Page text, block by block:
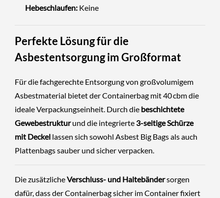
Hebeschlaufen:Keine
Perfekte Lösung für die
Asbestentsorgung im Großformat
Für die fachgerechte Entsorgung von großvolumigem
Asbestmaterial bietet der Containerbag mit 40 cbm die
ideale Verpackungseinheit. Durch die beschichtete
Gewebestrukturund die integrierte 3-seitige Schürze
mit Deckel lassen sich sowohl Asbest Big Bags als auch
Plattenbags sauber und sicher verpacken.
Die zusätzlicheVerschluss- und Haltebändersorgen
dafür, dass der Containerbag sicher im Container fixiert